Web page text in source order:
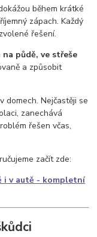
odpuzovač vos
vosy ve střeše
během krátké
zápach. Každý
řešení.
na půdě, ve střeše
a způsobit
domech. Nejčastěji se
zanechává
řešen včas,
začít zde:
i v autě - kompletní